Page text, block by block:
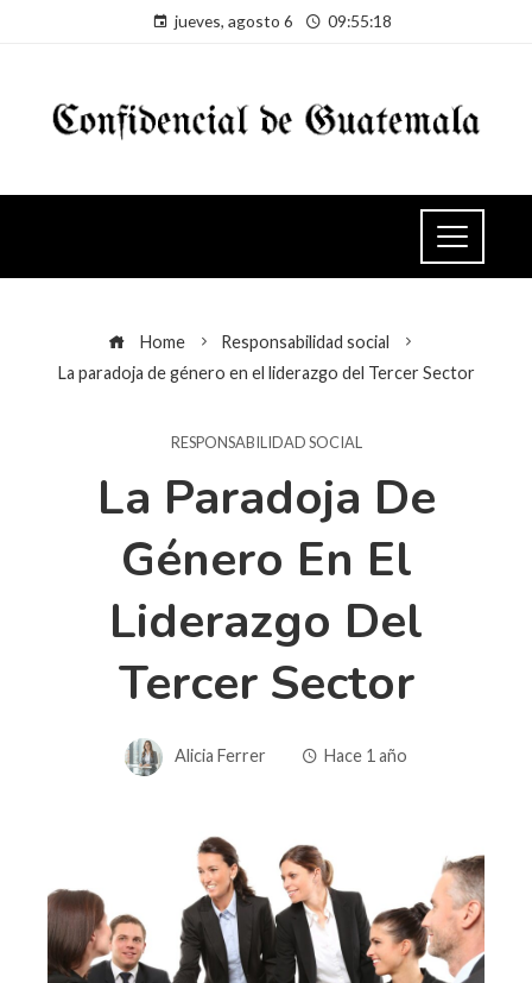
jueves, agosto 6 09:55:18
Home
Responsabilidad social
La paradoja de género en el liderazgo del Tercer Sector
RESPONSABILIDAD SOCIAL
La Paradoja De
Género En El
Liderazgo Del
Tercer Sector
Alicia Ferrer Hace 1 año